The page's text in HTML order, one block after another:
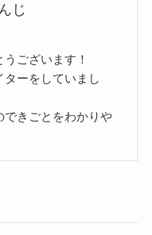
じ
ございます！
ーをしていまし
できごとをわかりや